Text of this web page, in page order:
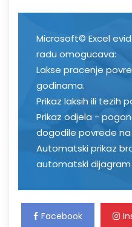
Microsoft© Excel
radu omogucava:
Lakse pracenje
godinama.
Prikaz laksih ili tezih
Prikaz odjela -
dogodile povrede na
Automatski prikaz
automatski dijagram
Facebook